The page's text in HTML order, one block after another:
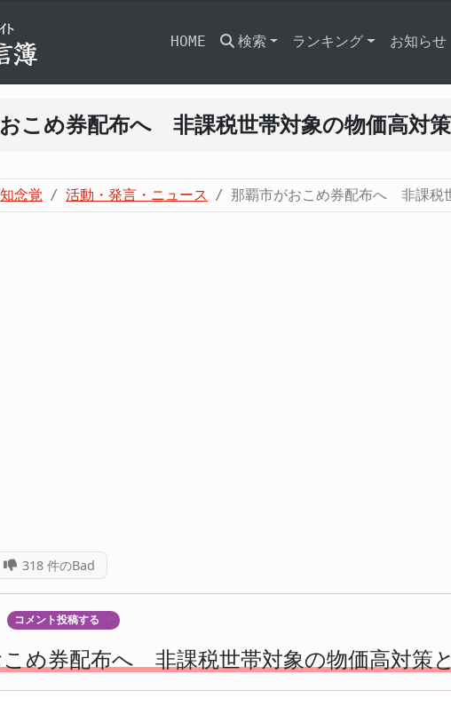
HOME 検索 ランキング お知らせ
こめ券配布へ 非課税世帯対象の物価高対
知念覚 活動・発言・ニュース 那覇市がおこめ券配布へ 非課税
318 件のBad
コメント投稿する
め券配布へ 非課税世帯対象の物価高対策